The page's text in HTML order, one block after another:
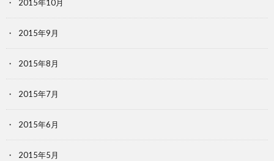
2015年10月
2015年9月
2015年8月
2015年7月
2015年6月
2015年5月